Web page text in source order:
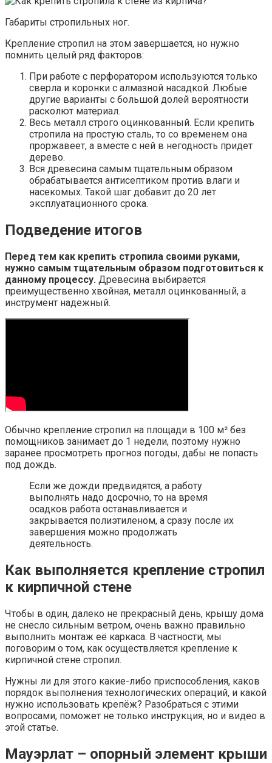
Габариты стропильных ног.
Крепление стропил на этом завершается, но нужно
помнить целый ряд факторов:
При работе с перфоратором используются только
сверла и коронки с алмазной насадкой. Любые
другие варианты с большой долей вероятности
расколют материал.
Весь металл строго оцинкованный. Если крепить
стропила на простую сталь, то со временем она
проржавеет, а вместе с ней в негодность придет
дерево.
Вся древесина самым тщательным образом
обрабатывается антисептиком против влаги и
насекомых. Такой шаг добавит до 20 лет
эксплуатационного срока.
Подведение итогов
Перед тем как крепить стропила своими руками,
нужно самым тщательным образом подготовиться к
данному процессу. Древесина выбирается
преимущественно хвойная, металл оцинкованный, а
инструмент надежный.
Обычно крепление стропил на площади в 100 м² без
помощников занимает до 1 недели, поэтому нужно
заранее просмотреть прогноз погоды, дабы не попасть
под дождь.
Если же дожди предвидятся, а работу
выполнять надо досрочно, то на время
осадков работа останавливается и
закрывается полиэтиленом, а сразу после их
завершения можно продолжать
деятельность.
Как выполняется крепление стропил
к кирпичной стене
Чтобы в один, далеко не прекрасный день, крышу дома
не снесло сильным ветром, очень важно правильно
выполнить монтаж её каркаса. В частности, мы
поговорим о том, как осуществляется крепление к
кирпичной стене стропил.
Нужны ли для этого какие-либо приспособления, каков
порядок выполнения технологических операций, и какой
нужно использовать крепёж? Разобраться с этими
вопросами, поможет не только инструкция, но и видео в
этой статье.
Мауэрлат – опорный элемент крыши